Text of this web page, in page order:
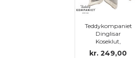
Teddykompaniet
Dinglisar
Koseklut,
kr. 249,00